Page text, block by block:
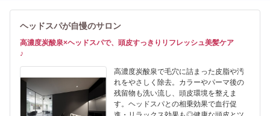
ヘッドスパが自慢のサロン
高濃度炭酸泉×ヘッドスパで、頭皮すっきりリフレッシュ美髪ケア
♪
高濃度炭酸泉で毛穴に詰まった皮脂や汚
れをやさしく除去。カラーやパーマ後の
残留物も洗い流し、頭皮環境を整えま
す。ヘッドスパとの相乗効果で血行促